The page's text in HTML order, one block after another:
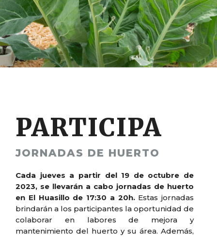
PARTICIPA
JORNADAS DE HUERTO
Cada jueves a partir del 19 de octubre de
2023, se llevarán a cabo jornadas de huerto
en El Huasillo de 17:30 a 20h.Estas jornadas
brindarán a los participantes la oportunidad de
colaborar en labores de mejora y
mantenimiento del huerto y su área. Además,